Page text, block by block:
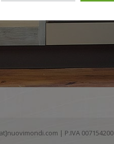
| P.IVA